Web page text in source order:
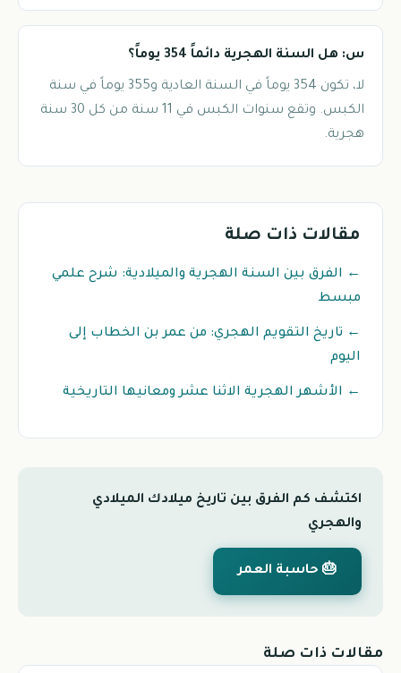
س: هل السنة الهجرية دائماً 354 يوماً؟
لا، تكون 354 يوماً في السنة العادية و355 يوماً في سنة
الكبس. وتقع سنوات الكبس في 11 سنة من كل 30 سنة
هجرية.
مقالات ذات صلة
← الفرق بين السنة الهجرية والميلادية: شرح علمي
مبسط
← تاريخ التقويم الهجري: من عمر بن الخطاب إلى
اليوم
← الأشهر الهجرية الاثنا عشر ومعانيها التاريخية
اكتشف كم الفرق بين تاريخ ميلادك الميلادي
والهجري
🎂 حاسبة العمر
مقالات ذات صلة